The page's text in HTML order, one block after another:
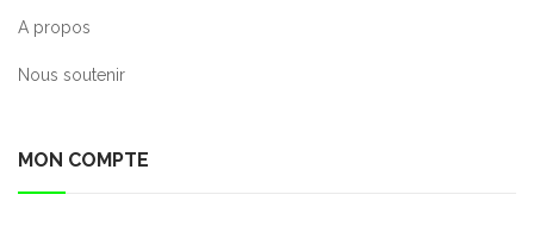
A propos
Nous soutenir
MON COMPTE